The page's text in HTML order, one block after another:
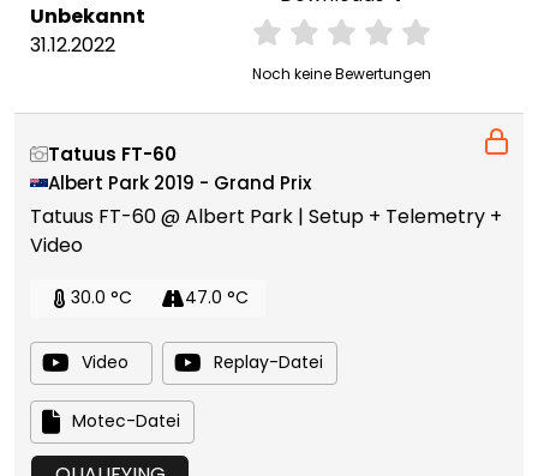
Unbekannt
31.12.2022
Noch keine Bewertungen
Tatuus FT-60
Albert Park 2019 - Grand Prix
Tatuus FT-60 @ Albert Park | Setup + Telemetry +
Video
30.0 °C 47.0 °C
Video Replay-Datei
Motec-Datei